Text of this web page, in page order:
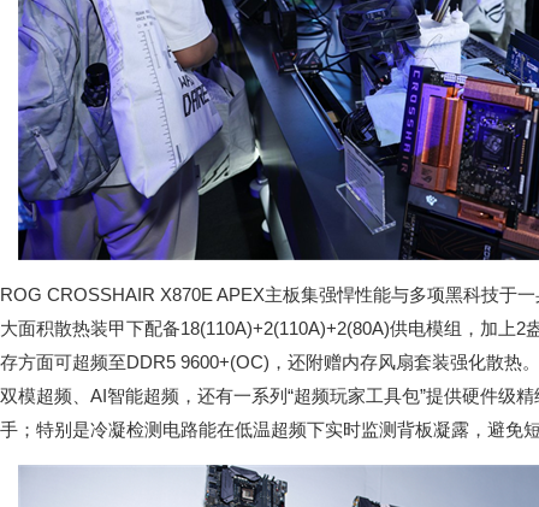
ROG CROSSHAIR X870E APEX主板集强悍性能与多项黑科技于
大面积散热装甲下配备18(110A)+2(110A)+2(80A)供电模组，加上2
存方面可超频至DDR5 9600+(OC)，还附赠内存风扇套装强化散热
双模超频、AI智能超频，还有一系列“超频玩家工具包”提供硬件级
手；特别是冷凝检测电路能在低温超频下实时监测背板凝露，避免